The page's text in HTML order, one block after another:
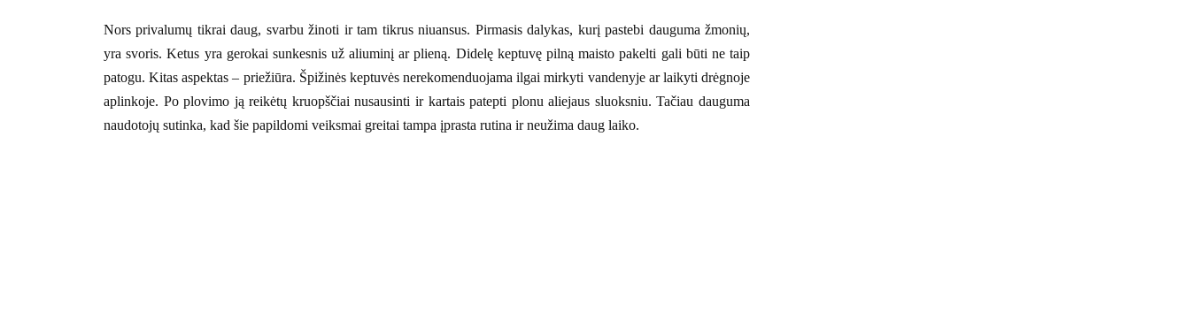
Nors privalumų tikrai daug, svarbu žinoti ir tam tikrus niuansus. Pirmasis dalykas, kurį pastebi dauguma žmonių,
yra svoris. Ketus yra gerokai sunkesnis už aliuminį ar plieną. Didelę keptuvę pilną maisto pakelti gali būti ne taip
patogu. Kitas aspektas – priežiūra. Špižinės keptuvės nerekomenduojama ilgai mirkyti vandenyje ar laikyti drėgnoje
aplinkoje. Po plovimo ją reikėtų kruopščiai nusausinti ir kartais patepti plonu aliejaus sluoksniu. Tačiau dauguma
naudotojų sutinka, kad šie papildomi veiksmai greitai tampa įprasta rutina ir neužima daug laiko.